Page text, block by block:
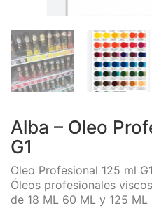
Alba – Oleo
G1
Oleo Profesional 125 ml G1
Óleos profesionales
de 18 ML 60 ML y 125 ML